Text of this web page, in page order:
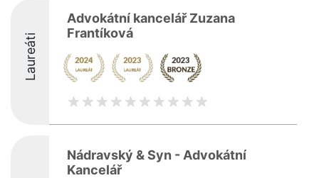
Laureáti
Advokátní kancelář Zuzana
Frantíková
Nádravský & Syn - Advokátní
Kancelář